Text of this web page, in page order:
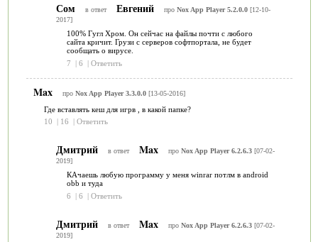
Сом в ответ Евгений про Nox App Player 5.2.0.0[12-10-
2017]
100% Гугл Хром. Он сейчас на файлы почти с любого
сайта кричит. Грузи с серверов софтпортала, не будет
сообщать о вирусе.
7
| 6 | Ответить
Max про Nox App Player 3.3.0.0[13-05-2016]
Где вставлять кеш для игрв , в какой папке?
10
| 16 | Ответить
Дмитрий в ответ Max про Nox App Player 6.2.6.3[07-02-
2019]
КАчаешь любую программу у меня winrar потлм в android
obb и туда
6
| 6 | Ответить
Дмитрий в ответ Max про Nox App Player 6.2.6.3[07-02-
2019]